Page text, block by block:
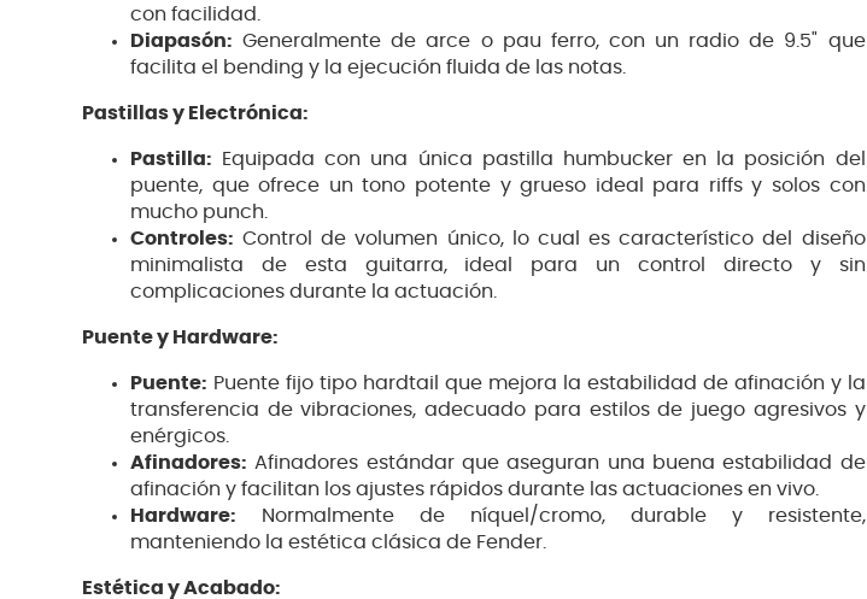
con facilidad.
Diapasón: Generalmente de arce o pau ferro, con un radio de 9.5" que
facilita el bending y la ejecución fluida de las notas.
Pastillas y Electrónica:
Pastilla: Equipada con una única pastilla humbucker en la posición del
puente, que ofrece un tono potente y grueso ideal para riffs y solos con
mucho punch.
Controles: Control de volumen único, lo cual es característico del diseño
minimalista de esta guitarra, ideal para un control directo y sin
complicaciones durante la actuación.
Puente y Hardware:
Puente: Puente fijo tipo hardtail que mejora la estabilidad de afinación y la
transferencia de vibraciones, adecuado para estilos de juego agresivos y
enérgicos.
Afinadores: Afinadores estándar que aseguran una buena estabilidad de
afinación y facilitan los ajustes rápidos durante las actuaciones en vivo.
Hardware: Normalmente de níquel/cromo, durable y resistente,
manteniendo la estética clásica de Fender.
Estética y Acabado: